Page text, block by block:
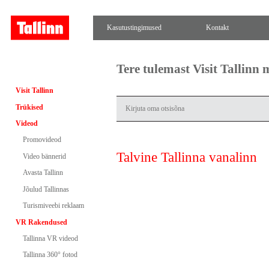
Kasutustingimused Kontakt
Visit Tallinn
Trükised
Videod
Promovideod
Video bännerid
Avasta Tallinn
Jõulud Tallinnas
Turismiveebi reklaam
VR Rakendused
Tallinna VR videod
Tallinna 360° fotod
Tere tulemast Visit Tallinn
Talvine Tallinna vanalinn